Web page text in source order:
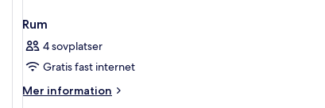
Rum
4 sovplatser
Gratis fast internet
Mer information
Mer